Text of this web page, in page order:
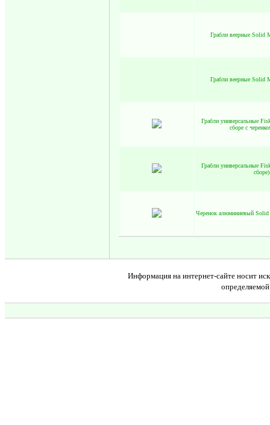
Грабли веерные Solid
Грабли веерные Solid
Грабли универсальные
сборе с
Грабли универсальные
сборе)
Черенок алюминиевый
Информация на интернет-сайте носит